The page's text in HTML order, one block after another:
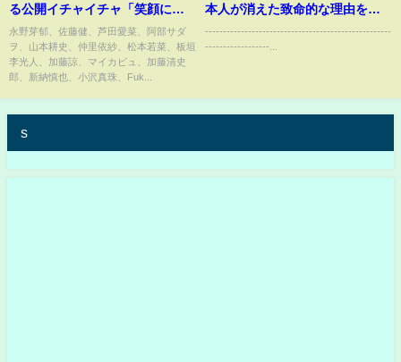
る公開イチャイチャ「笑顔にさ
せるのは私だけ」 映画『はた
らく細胞』細胞大集合プレミア
永野芽郁、佐藤健、芦田愛菜、阿部サダ
ヲ、山本耕史、仲里依紗、松本若菜、板垣
李光人、加藤諒、マイカピュ、加藤清史
郎、新納慎也、小沢真珠、Fuk...
本人が消えた致命的な理由を全
部説明します
----------------------------------------------------
------------------...
s